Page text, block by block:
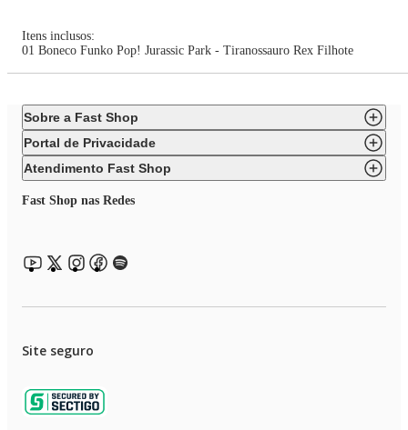
Itens inclusos:
01 Boneco Funko Pop! Jurassic Park - Tiranossauro Rex Filhote
Sobre a Fast Shop
Portal de Privacidade
Atendimento Fast Shop
Fast Shop nas Redes
Site seguro